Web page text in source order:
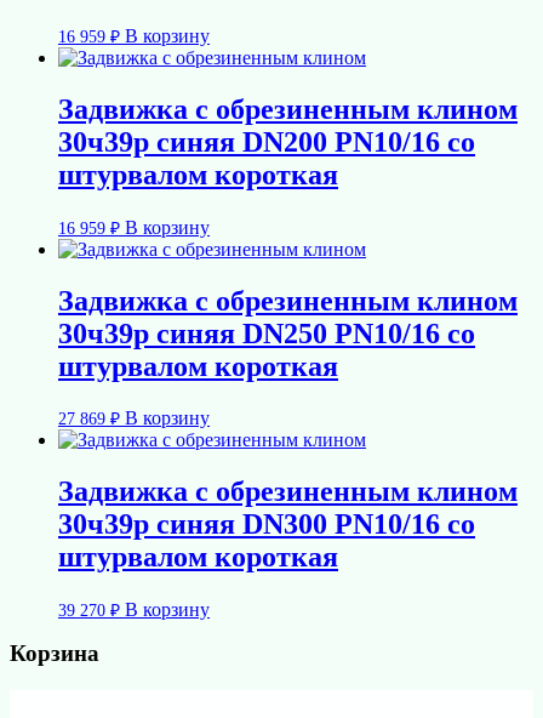
16 959 ₽ В корзину
Задвижка с обрезиненным клином
30ч39р синяя DN200 PN10/16 со
штурвалом короткая
16 959 ₽ В корзину
Задвижка с обрезиненным клином
30ч39р синяя DN250 PN10/16 со
штурвалом короткая
27 869 ₽ В корзину
Задвижка с обрезиненным клином
30ч39р синяя DN300 PN10/16 со
штурвалом короткая
39 270 ₽ В корзину
Корзина